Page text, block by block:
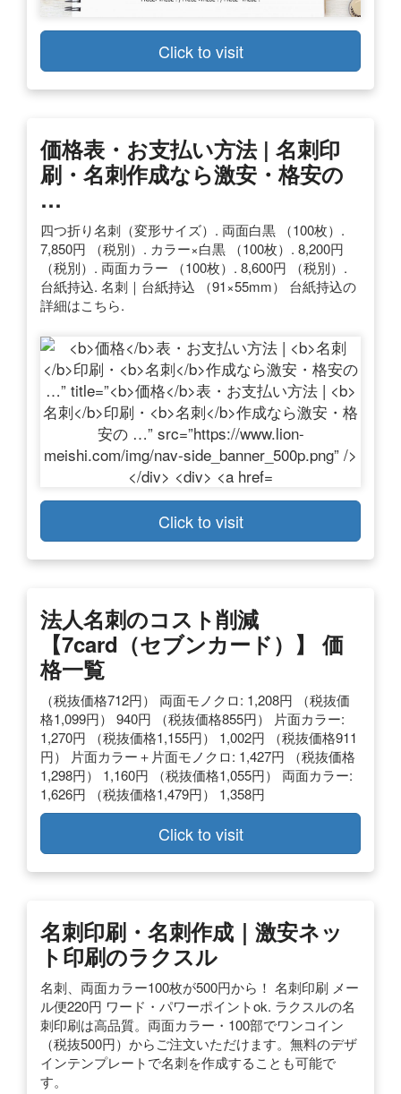
Click to visit
価格表・お支払い方法 | 名刺印
刷・ 名刺作成なら激安・格安の
…
四つ折り名刺（変形サイズ）. 両面白黒 （100枚）.
7,850円 （税別）. カラー×白黒 （100枚）. 8,200円
（税別）. 両面カラー （100枚）. 8,600円 （税別）.
台紙持込. 名刺｜台紙持込 （91×55mm） 台紙持込の
詳細はこちら.
Click to visit
法人名刺のコスト削減
【7card（セブンカード）】 価
格一覧
（税抜価格712円） 両面モノクロ: 1,208円 （税抜価
格1,099円） 940円 （税抜価格855円） 片面カラー:
1,270円 （税抜価格1,155円） 1,002円 （税抜価格911
円） 片面カラー＋片面モノクロ: 1,427円 （税抜価格
1,298円） 1,160円 （税抜価格1,055円） 両面カラー:
1,626円 （税抜価格1,479円） 1,358円
Click to visit
名刺印刷・名刺作成｜激安ネッ
ト印刷のラクスル
名刺、両面カラー100枚が500円から！ 名刺印刷 メー
ル便220円 ワード・パワーポイントok. ラクスルの名
刺印刷は高品質。両面カラー・100部でワンコイン
（税抜500円）からご注文いただけます。無料のデザ
インテンプレートで名刺を作成することも可能で
す。